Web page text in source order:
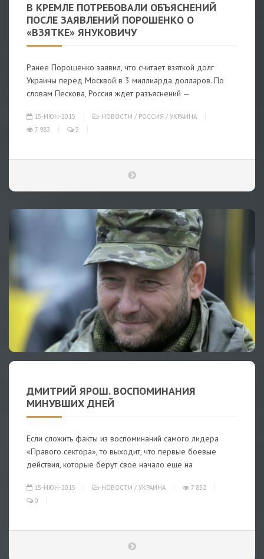
В КРЕМЛЕ ПОТРЕБОВАЛИ ОБЪЯСНЕНИЙ
ПОСЛЕ ЗАЯВЛЕНИЙ ПОРОШЕНКО О
«ВЗЯТКЕ» ЯНУКОВИЧУ
Ранее Порошенко заявил, что считает взяткой долг
Украины перед Москвой в 3 миллиарда долларов. По
словам Пескова, Россия ждет разъяснений —
15-ИЮН-2015 НОВОСТИ / РОССИЯ / УКРАИНА
7 983
3
ДМИТРИЙ ЯРОШ. ВОСПОМИНАНИЯ
МИНУВШИХ ДНЕЙ
Если сложить факты из воспоминаний самого лидера
«Правого сектора», то выходит, что первые боевые
действия, которые берут свое начало еще на
15-ИЮН-2015 НОВОСТИ / УКРАИНА
7 852
0